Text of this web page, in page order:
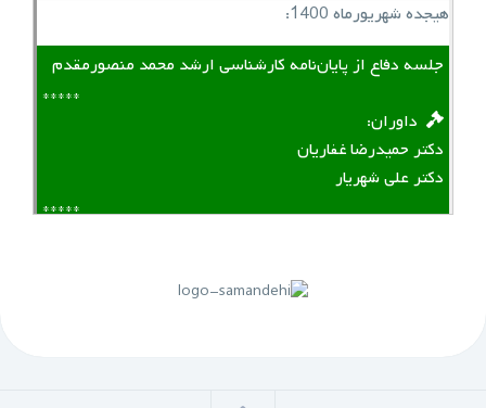
هیجده شهریورماه 1400:
جلسه دفاع از پایان‌نامه کارشناسی ارشد محمد منصورمقدم
*****
‌ ‌ داوران:
دکتر حمیدرضا غفاریان
دکتر علی شهریار
*****